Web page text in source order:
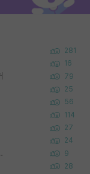
281
16
79
25
56
114
27
24
의 경제력인가요 9
28